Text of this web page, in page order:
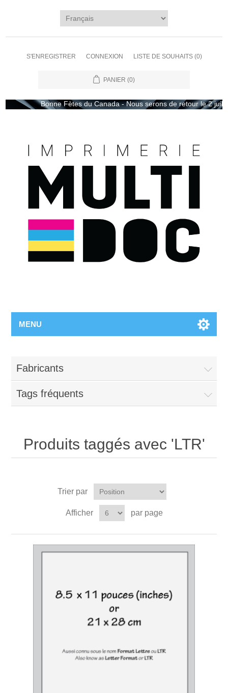
S'ENREGISTRER CONNEXION LISTE DE SOUHAITS (0)
PANIER (0)
Bonne Fètes du Canada - Nous serons de retour le 2 juillet
MENU
Fabricants
Tags fréquents
Produits taggés avec 'LTR'
Trier par
Afficher par page